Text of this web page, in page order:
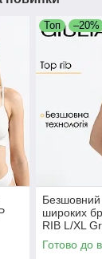
Топ –20%
Безшовний
широких
RIB L/XL
жіночий
Готово до